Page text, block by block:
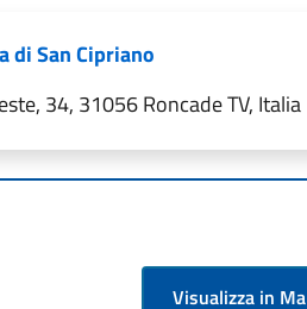
di San Cipriano
34, 31056 Roncade TV, Italia
Visualizza in